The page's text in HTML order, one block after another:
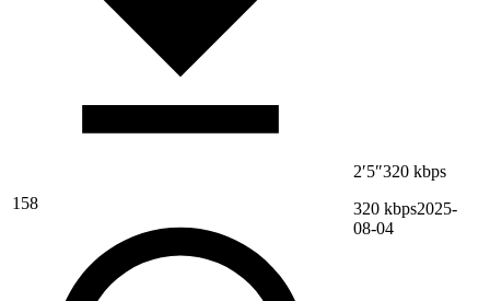
158
2′5″320 kbps
320 kbps2025-
08-04